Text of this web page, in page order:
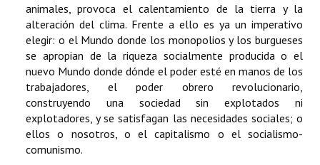
animales, provoca el calentamiento de la tierra y la
alteración del clima. Frente a ello es ya un imperativo
elegir: o el Mundo donde los monopolios y los burgueses
se apropian de la riqueza socialmente producida o el
nuevo Mundo donde dónde el poder esté en manos de los
trabajadores, el poder obrero revolucionario,
construyendo una sociedad sin explotados ni
explotadores, y se satisfagan las necesidades sociales; o
ellos o nosotros, o el capitalismo o el socialismo-
comunismo.